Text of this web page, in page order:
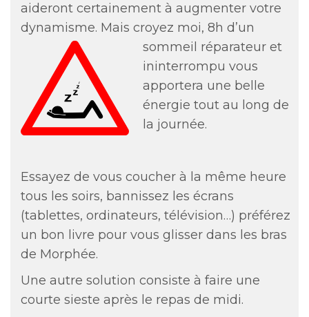
aideront certainement à augmenter votre
dynamisme. Mais croyez moi, 8h d’un
sommeil réparateur et
ininterrompu vous
apportera une belle
énergie tout au long de
la journée.
Essayez de vous coucher à la même heure
tous les soirs, bannissez les écrans
(tablettes, ordinateurs, télévision…) préférez
un bon livre pour vous glisser dans les bras
de Morphée.
Une autre solution consiste à faire une
courte sieste après le repas de midi.